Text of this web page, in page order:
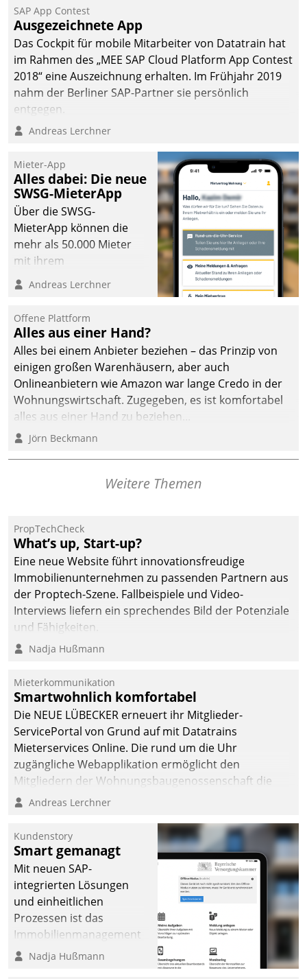
SAP App Contest
Ausgezeichnete App
Das Cockpit für mobile Mitarbeiter von Datatrain hat
im Rahmen des „MEE SAP Cloud Platform App Contest
2018“ eine Auszeichnung erhalten. Im Frühjahr 2019
nahm der Berliner SAP-Partner sie persönlich
entgegen.
Andreas Lerchner
Mieter-App
Alles dabei: Die neue
SWSG-MieterApp
Über die SWSG-
MieterApp können die
mehr als 50.000 Mieter
mit ihrem
Wohnungsunternehmen
kommunizieren, auf dem
einsehen und ändern
oder
Schadensmeldungen
abgeben – rund um die
Uhr.
Andreas Lerchner
Offene Plattform
Alles aus einer Hand?
Alles bei einem Anbieter beziehen – das Prinzip von
einigen großen Warenhäusern, aber auch
Onlineanbietern wie Amazon war lange Credo in der
Wohnungswirtschaft. Zugegeben, es ist komfortabel
alles aus einer Hand zu beziehen...
Jörn Beckmann
Weitere Themen
PropTechCheck
What’s up, Start-up?
Eine neue Website führt innovationsfreudige
Immobilienunternehmen zu passenden Partnern aus
der Proptech-Szene. Fallbeispiele und Video-
Interviews liefern ein sprechendes Bild der Potenziale
und Fähigkeiten.
Nadja Hußmann
Mieterkommunikation
Smartwohnlich komfortabel
Die NEUE LÜBECKER erneuert ihr Mitglieder-
ServicePortal von Grund auf mit Datatrains
Mieterservices Online. Die rund um die Uhr
zugängliche Webapplikation ermöglicht den
Mitgliedern der Wohnungs­bau­genossenschaft die
Kontaktaufnahme per Smartphone, Tablet oder PC.
Andreas Lerchner
Kundenstory
Smart gemanagt
Mit neuen SAP-
integrierten Lösungen
und einheitlichen
Prozessen ist das
Immobilienmanagement
der Bayerischen
Nadja Hußmann